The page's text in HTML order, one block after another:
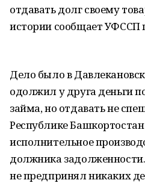
отдавать долг своему
истории сообщает УФССП
Дело было в
одолжил у друга деньги
займа, но отдавать не
Республике
исполнительное
должника
не предпринял никаких